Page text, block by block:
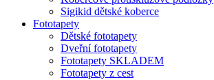
Sigikid dětské koberce
Fototapety
Dětské fototapety
Dveřní fototapety
Fototapety SKLADEM
Fototapety z cest